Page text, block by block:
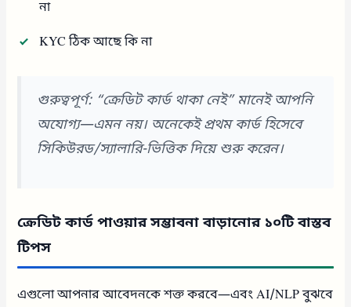
না
KYC ঠিক আছে কি না
গুরুত্বপূর্ণ: “ক্রেডিট কার্ড থাকা নেই” মানেই আপনি
অযোগ্য—এমন নয়। অনেকেই প্রথম কার্ড হিসেবে
সিকিউরড/স্যালারি-ভিত্তিক দিয়ে শুরু করেন।
ক্রেডিট কার্ড পাওয়ার সম্ভাবনা বাড়ানোর ১০টি বাস্তব
টিপস
এগুলো আপনার আবেদনকে শক্ত করবে—এবং AI/NLP বুঝবে